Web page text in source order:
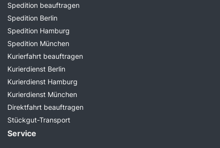
Spedition beauftragen
Spedition Berlin
Spedition Hamburg
Spedition München
Kurierfahrt beauftragen
Kurierdienst Berlin
Kurierdienst Hamburg
Kurierdienst München
Direktfahrt beauftragen
Stückgut-Transport
Service